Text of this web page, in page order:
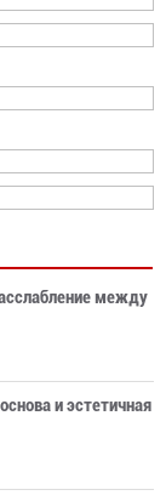
между
и эстетичная